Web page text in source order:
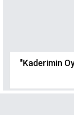
"Kaderimin